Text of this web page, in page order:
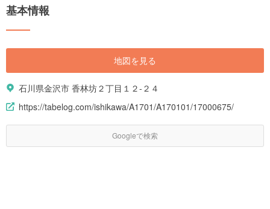
旧の文化が様々なジャンルで楽しめる金沢の、人気の観光スポットやグル
す。
基本情報
地図を見る
石川県金沢市 香林坊２丁目１２-２４
https://tabelog.com/ishikawa/A1701/A170101/17000675/
Googleで検索